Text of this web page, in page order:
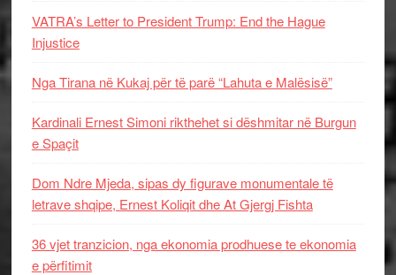
VATRA’s Letter to President Trump: End the Hague
Injustice
Nga Tirana në Kukaj për të parë “Lahuta e Malësisë”
Kardinali Ernest Simoni rikthehet si dëshmitar në Burgun
e Spaçit
Dom Ndre Mjeda, sipas dy figurave monumentale të
letrave shqipe, Ernest Koliqit dhe At Gjergj Fishta
36 vjet tranzicion, nga ekonomia prodhuese te ekonomia
e përfitimit